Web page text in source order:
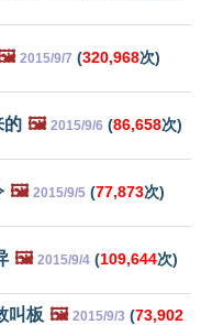
2015/9/7 (320,968次)
的 🖼️ 2015/9/6 (86,658次)
🖼️ 2015/9/5 (77,873次)
🖼️ 2015/9/4 (109,644次)
叫板 🖼️ 2015/9/3 (73,902